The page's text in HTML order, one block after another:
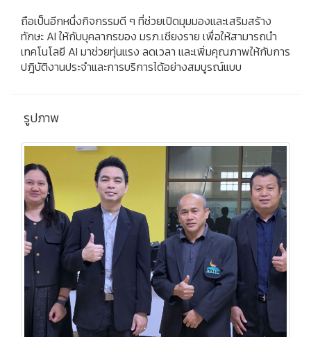
ถือเป็นอีกหนึ่งกิจกรรมดี ๆ ที่ช่วยเปิดมุมมองและเสริมสร้าง
ทักษะ AI ให้กับบุคลากรของ มรภ.เชียงราย เพื่อให้สามารถนำ
เทคโนโลยี AI มาช่วยทุ่นแรง ลดเวลา และเพิ่มคุณภาพให้กับการ
ปฎิบัติงานประจำและการบริการได้อย่างสมบูรณ์แบบ
รูปภาพ